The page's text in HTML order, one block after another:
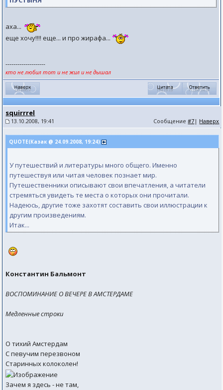
аха...
еще хочу!!!! еще... и про жирафа...
--------------------
кто не любил тот и не жил и не дышал
squirrrel
13.10.2008, 19:41 Сообщение#7 | Наверх
QUOTE(Казак @ 24.09.2008, 19:24)
У путешествий и литературы много общего. Именно
путешествуя или читая человек познает мир.
Путешественники описывают свои впечатления, а читатели
стремяться увидеть те места о которых они прочитали.
Надеюсь, другие тоже захотят составить свои иллюстрации к
другим произведениям.
Итак...
Константин Бальмонт
ВОСПОМИНАНИЕ О ВЕЧЕРЕ В АМСТЕРДАМЕ
Медленные строки
О тихий Амстердам
С певучим перезвоном
Старинных колоколен!
Зачем я здесь - не там,